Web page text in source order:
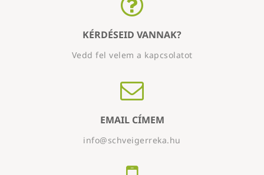
KÉRDÉSEID VANNAK?
Vedd fel velem a kapcsolatot
EMAIL CÍMEM
info@schveigerreka.hu